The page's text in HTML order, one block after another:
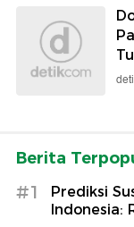
Berita
#1
Prediksi
Indonesia: